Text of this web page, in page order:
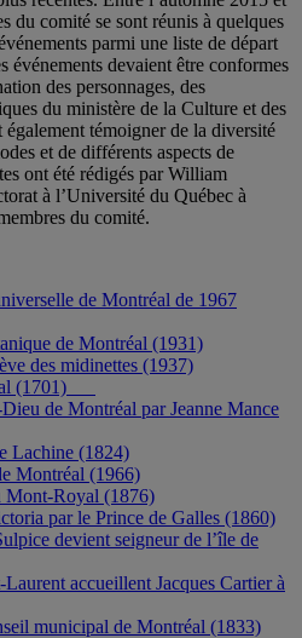
du comité se sont réunis à quelques
parmi une liste de départ
événements devaient être conformes
des personnages, des
du ministère de la Culture et des
témoigner de la diversité
et de différents aspects de
ont été rédigés par William
à l’Université du Québec à
du comité.
de Montréal de 1967
de Montréal (1931)
des midinettes (1937)
(1701)
de Montréal par Jeanne Mance
Lachine (1824)
Montréal (1966)
Mont-Royal (1876)
par le Prince de Galles (1860)
devient seigneur de l’île de
accueillent Jacques Cartier à
municipal de Montréal (1833)